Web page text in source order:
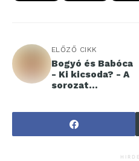
ELŐZŐ CIKK
Bogyó és Babóca
- Ki kicsoda? - A
sorozat